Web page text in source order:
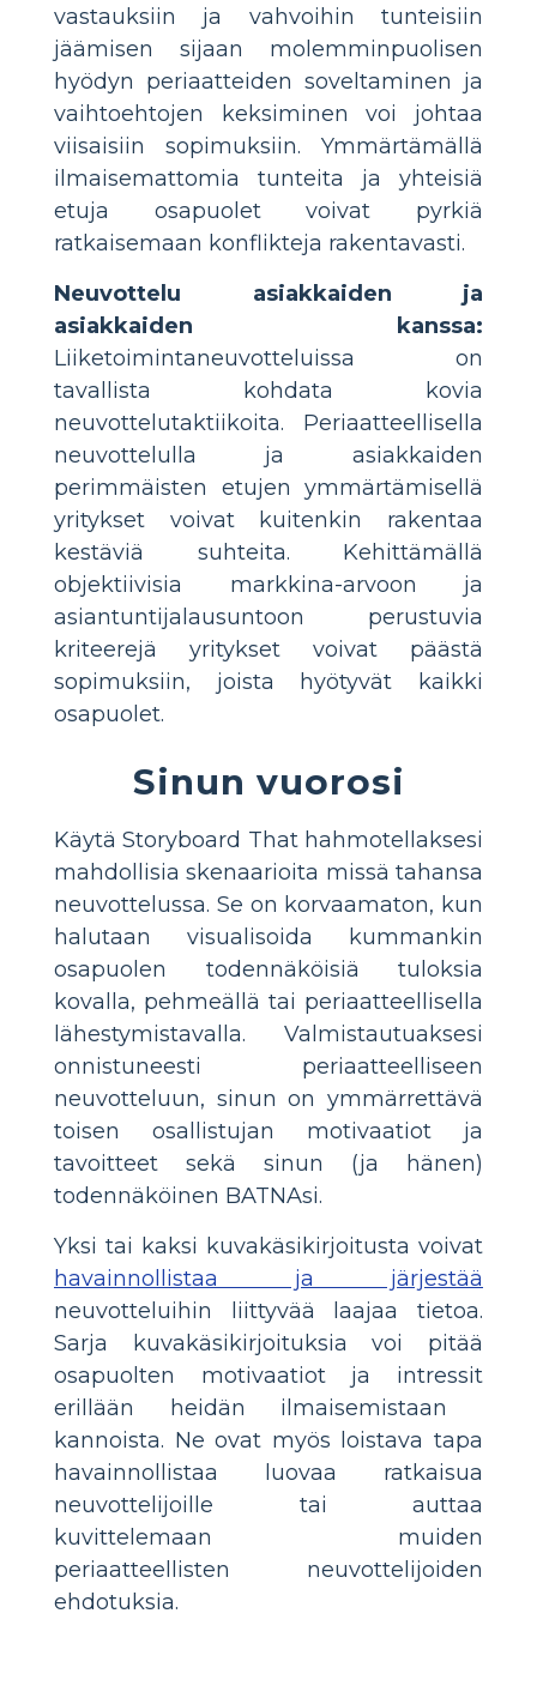
vastauksiin ja vahvoihin tunteisiin
jäämisen sijaan molemminpuolisen
hyödyn periaatteiden soveltaminen ja
vaihtoehtojen keksiminen voi johtaa
viisaisiin sopimuksiin. Ymmärtämällä
ilmaisemattomia tunteita ja yhteisiä
etuja osapuolet voivat pyrkiä
ratkaisemaan konflikteja rakentavasti.
Neuvottelu asiakkaiden ja
asiakkaiden kanssa:
Liiketoimintaneuvotteluissa on
tavallista kohdata kovia
neuvottelutaktiikoita. Periaatteellisella
neuvottelulla ja asiakkaiden
perimmäisten etujen ymmärtämisellä
yritykset voivat kuitenkin rakentaa
kestäviä suhteita. Kehittämällä
objektiivisia markkina-arvoon ja
asiantuntijalausuntoon perustuvia
kriteerejä yritykset voivat päästä
sopimuksiin, joista hyötyvät kaikki
osapuolet.
Sinun vuorosi
Käytä Storyboard That hahmotellaksesi
mahdollisia skenaarioita missä tahansa
neuvottelussa. Se on korvaamaton, kun
halutaan visualisoida kummankin
osapuolen todennäköisiä tuloksia
kovalla, pehmeällä tai periaatteellisella
lähestymistavalla. Valmistautuaksesi
onnistuneesti periaatteelliseen
neuvotteluun, sinun on ymmärrettävä
toisen osallistujan motivaatiot ja
tavoitteet sekä sinun (ja hänen)
todennäköinen BATNAsi.
Yksi tai kaksi kuvakäsikirjoitusta voivat
havainnollistaa ja järjestää
neuvotteluihin liittyvää laajaa tietoa.
Sarja kuvakäsikirjoituksia voi pitää
osapuolten motivaatiot ja intressit
erillään heidän ilmaisemistaan ​​
kannoista. Ne ovat myös loistava tapa
havainnollistaa luovaa ratkaisua
neuvottelijoille tai auttaa
kuvittelemaan muiden
periaatteellisten neuvottelijoiden
ehdotuksia.